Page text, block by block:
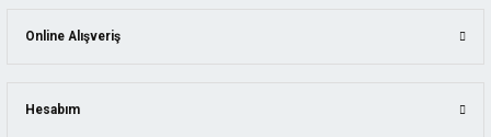
Online Alışveriş
Hesabım